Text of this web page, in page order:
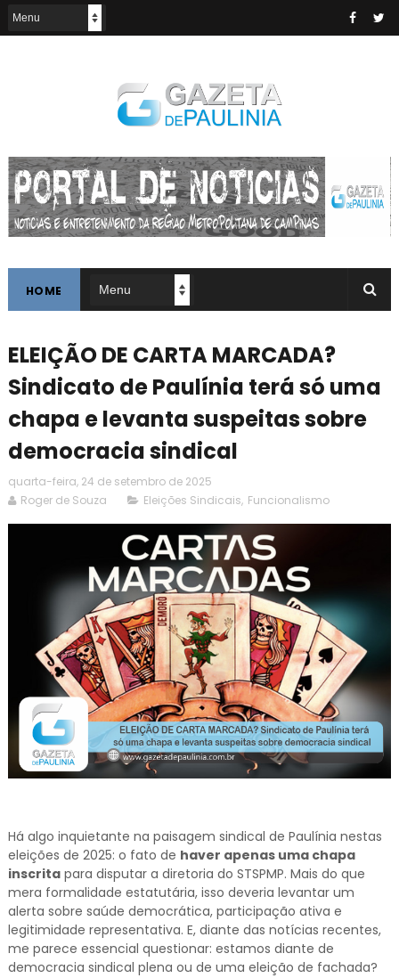
HOME
ELEIÇÃO DE CARTA MARCADA?
Sindicato de Paulínia terá só uma
chapa e levanta suspeitas sobre
democracia sindical
quarta-feira, 24 de setembro de 2025
Roger de Souza
Eleições Sindicais, Funcionalismo
Há algo inquietante na paisagem sindical de Paulínia nestas
eleições de 2025: o fato de haver apenas uma chapa
inscritapara disputar a diretoria do STSPMP. Mais do que
mera formalidade estatutária, isso deveria levantar um
alerta sobre saúde democrática, participação ativa e
legitimidade representativa. E, diante das notícias recentes,
me parece essencial questionar: estamos diante de
democracia sindical plena ou de uma eleição de fachada?